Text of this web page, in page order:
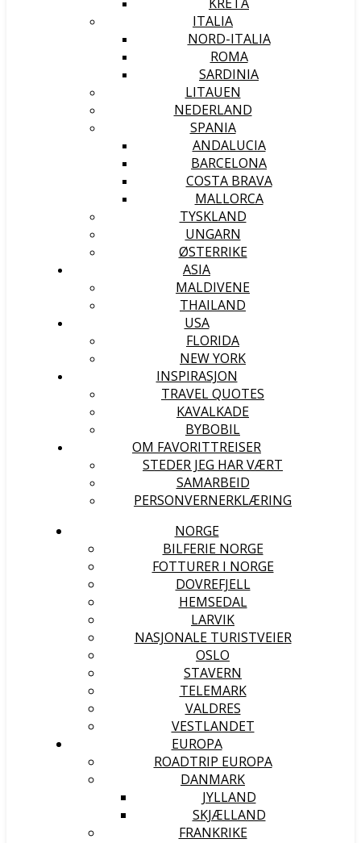
ITALIA
NORD-ITALIA
ROMA
SARDINIA
LITAUEN
NEDERLAND
SPANIA
ANDALUCIA
BARCELONA
COSTA BRAVA
MALLORCA
TYSKLAND
UNGARN
ØSTERRIKE
ASIA
MALDIVENE
THAILAND
USA
FLORIDA
NEW YORK
INSPIRASJON
TRAVEL QUOTES
KAVALKADE
BYBOBIL
OM FAVORITTREISER
STEDER JEG HAR VÆRT
SAMARBEID
PERSONVERNERKLÆRING
NORGE
BILFERIE NORGE
FOTTURER I NORGE
DOVREFJELL
HEMSEDAL
LARVIK
NASJONALE TURISTVEIER
OSLO
STAVERN
TELEMARK
VALDRES
VESTLANDET
EUROPA
ROADTRIP EUROPA
DANMARK
JYLLAND
SKJÆLLAND
FRANKRIKE